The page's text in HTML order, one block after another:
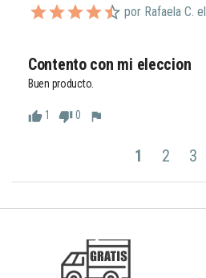
por Rafaela C. el
Contento con mi eleccion
Buen producto.
thumb_up 1 thumb_down0 flag
1 2 3